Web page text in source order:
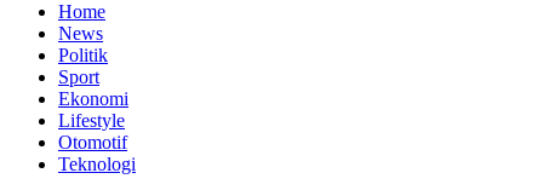
Home
News
Politik
Sport
Ekonomi
Lifestyle
Otomotif
Teknologi